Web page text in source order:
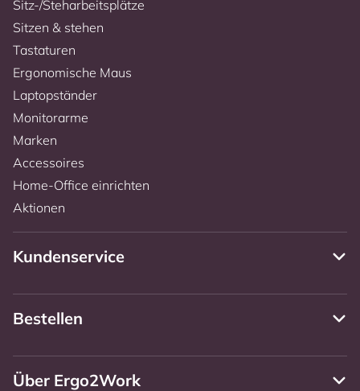
Sitz-/Steharbeitsplätze
Sitzen & stehen
Tastaturen
Ergonomische Maus
Laptopständer
Monitorarme
Marken
Accessoires
Home-Office einrichten
Aktionen
Kundenservice
Bestellen
Über Ergo2Work